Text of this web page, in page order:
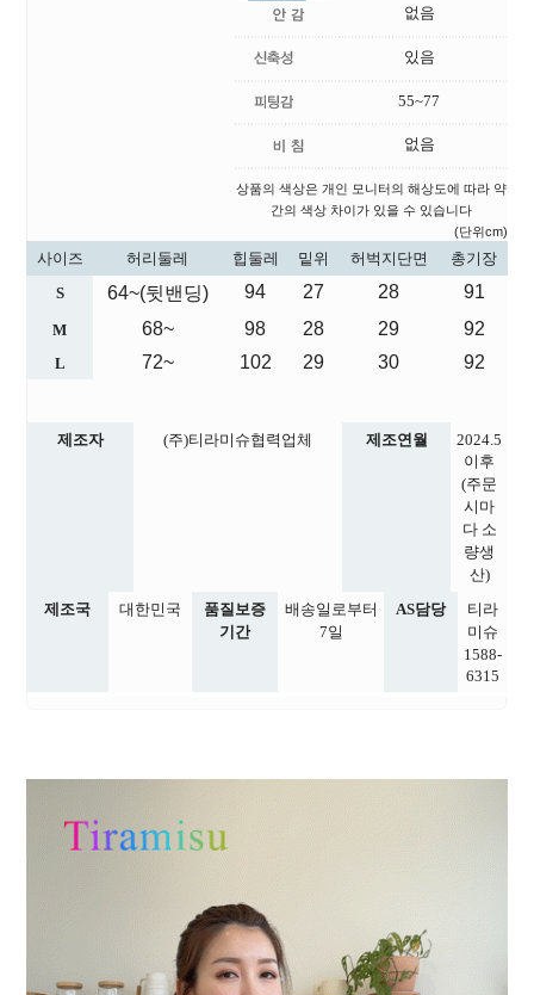
없음
있음
55~77
없음
상품의 색상은 개인 모니터의 해상도에 따라 약
간의 색상 차이가 있을 수 있습니다
(단위cm)
사이즈 허리둘레 힙둘레 밑위 허벅지단면
총기장
S
64~(뒷밴딩) 94 27 28 91
M 68~ 98 28 29 92
L 72~ 102 29 30 92
제조자 (주)티라미슈협력업체 제조연월
2024.5
이후
(주문
시마
다 소
량생
산)
제조국
대한민국
품질보증
기간
배송일로부터
7일
AS담당
티라
미슈
1588-
6315